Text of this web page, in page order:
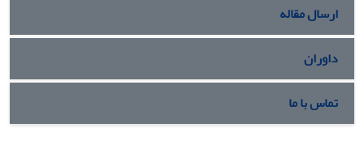
ارسال مقاله
داوران
تماس با ما